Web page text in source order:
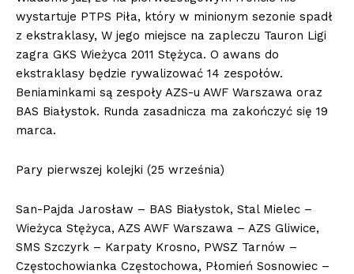
wystartuje PTPS Piła, który w minionym sezonie spadł
z ekstraklasy, W jego miejsce na zapleczu Tauron Ligi
zagra GKS Wieżyca 2011 Stężyca. O awans do
ekstraklasy będzie rywalizować 14 zespołów.
Beniaminkami są zespoły AZS-u AWF Warszawa oraz
BAS Białystok. Runda zasadnicza ma zakończyć się 19
marca.
Pary pierwszej kolejki (25 września)
San-Pajda Jarosław – BAS Białystok, Stal Mielec –
Wieżyca Stężyca, AZS AWF Warszawa – AZS Gliwice,
SMS Szczyrk – Karpaty Krosno, PWSZ Tarnów –
Częstochowianka Częstochowa, Płomień Sosnowiec –